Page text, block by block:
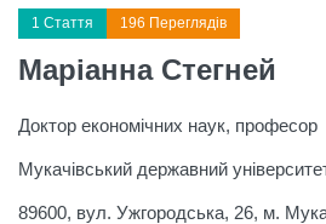
1 Стаття 196 Переглядів
Маріанна Стегней
Доктор економічних наук, професор
Мукачівський державний
89600, вул. Ужгородська, 26, м.